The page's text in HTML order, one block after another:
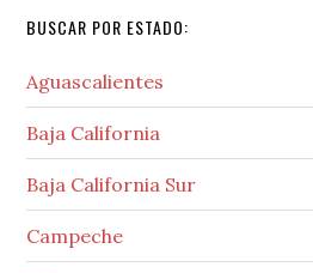
BUSCAR POR ESTADO:
Aguascalientes
Baja California
Baja California Sur
Campeche